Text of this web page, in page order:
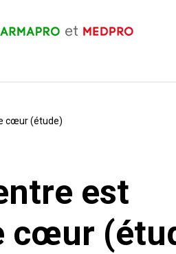
cœur (étude)
est
cœur